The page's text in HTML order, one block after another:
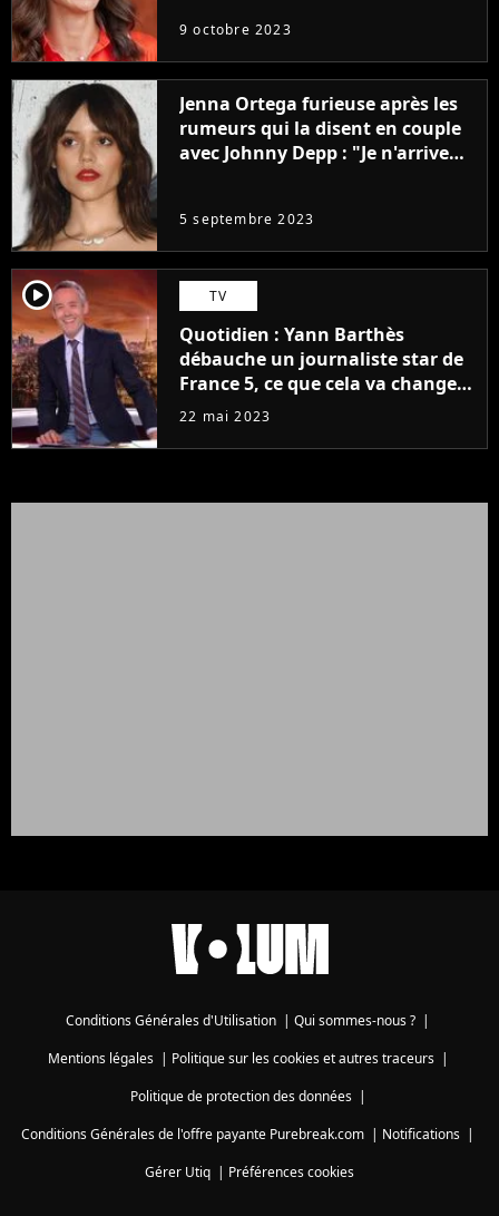
9 octobre 2023
Jenna Ortega furieuse après les
rumeurs qui la disent en couple
avec Johnny Depp : "Je n'arrive
5 septembre 2023
player2 TV
Quotidien : Yann Barthès
débauche un journaliste star de
France 5, ce que cela va changer
à la rentrée
22 mai 2023
Conditions Générales d'Utilisation | Qui sommes-nous ? |
Mentions légales| Politique sur les cookies et autres traceurs|
Politique de protection des données|
Conditions Générales de l'offre payante Purebreak.com | Notifications |
Gérer Utiq | Préférences cookies